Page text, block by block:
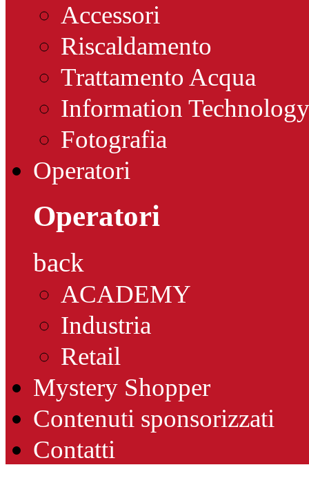
Accessori
Riscaldamento
Trattamento Acqua
Information Technology
Fotografia
Operatori
Operatori
back
ACADEMY
Industria
Retail
Mystery Shopper
Contenuti sponsorizzati
Contatti